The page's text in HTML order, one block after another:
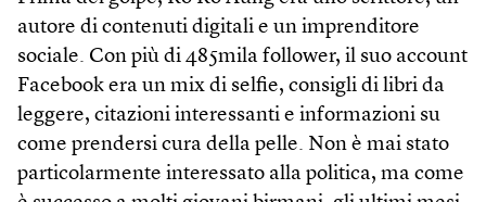
autore di contenuti digitali e un imprenditore
sociale. Con più di 485mila follower, il suo account
Facebook era un mix di selfie, consigli di libri da
leggere, citazioni interessanti e informazioni su
come prendersi cura della pelle. Non è mai stato
particolarmente interessato alla politica, ma come